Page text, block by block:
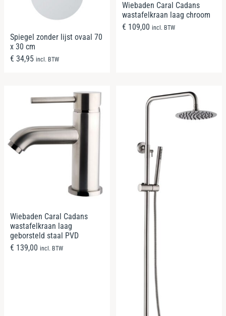
Spiegel zonder lijst ovaal 70
x 30 cm
€ 34,95 incl. BTW
Wiebaden Caral Cadans
wastafelkraan laag chroom
€ 109,00 incl. BTW
Wiebaden Caral Cadans
wastafelkraan laag
geborsteld staal PVD
€ 139,00 incl. BTW